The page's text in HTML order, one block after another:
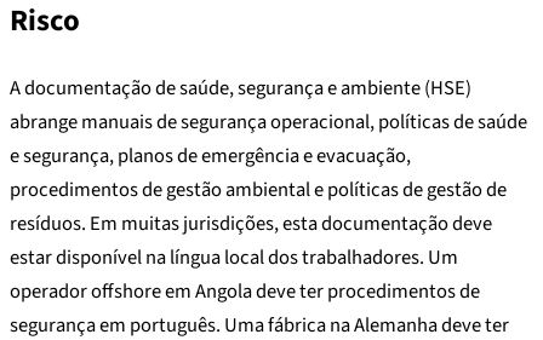
Risco
A documentação de saúde, segurança e ambiente (HSE)
abrange manuais de segurança operacional, políticas de saúde
e segurança, planos de emergência e evacuação,
procedimentos de gestão ambiental e políticas de gestão de
resíduos. Em muitas jurisdições, esta documentação deve
estar disponível na língua local dos trabalhadores. Um
operador offshore em Angola deve ter procedimentos de
segurança em português. Uma fábrica na Alemanha deve ter